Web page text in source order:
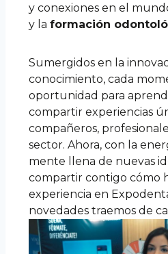
y conexiones en el
y la formación
Sumergidos en la
conocimiento, cada
oportunidad para
compartir experiencias
compañeros,
sector. Ahora, con la
mente llena de nuevas
compartir contigo cómo
experiencia en
novedades traemos de